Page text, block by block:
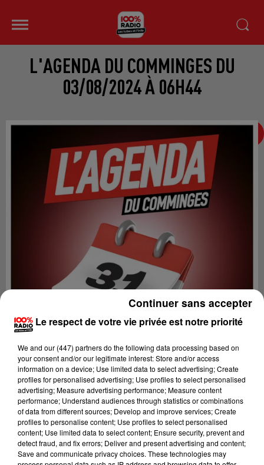
L'AGENDA DU COMMINGES DU
03/08/2024 À 06H44
Lecture (1 min 9 sec)
Le respect de votre vie privée est notre priorité
We and our (447) partnersdo the following data processing based on
your consent and/or our legitimate interest: Store and/or access
information on a device; Use limited data to select advertising; Create
profiles for personalised advertising; Use profiles to select personalised
advertising; Measure advertising performance; Measure content
performance; Understand audiences through statistics or combinations
of data from different sources; Develop and improve services; Create
profiles to personalise content; Use profiles to select personalised
content; Use limited data to select content; Ensure security, prevent and
detect fraud, and fix errors; Deliver and present advertising and content;
Save and communicate privacy choices. These technologies may
Continuer sans accepter